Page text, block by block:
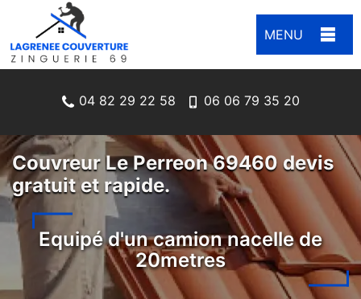
MENU
04 82 29 22 58 06 06 79 35 20
Couvreur Le Perreon 69460 devis
gratuit et rapide.
Equipé d'un camion nacelle de
20metres